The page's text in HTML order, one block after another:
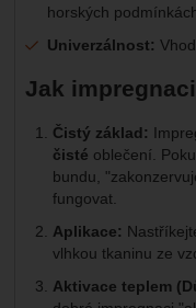
horských
Univerzálnost:
Jak
Čistý základ:
čisté oblečení.
bundu,
fungovat.
Aplikace:
vlhkou tkaninu ze
Aktivace teplem